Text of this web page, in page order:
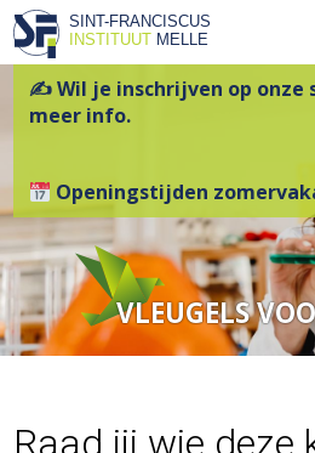
SINT-FRANCISCUS
INSTITUUTMELLE
✍ Wil je inschrijven op onze
meer info.
Openingstijden
VLEUGELS
Raad jij wie deze